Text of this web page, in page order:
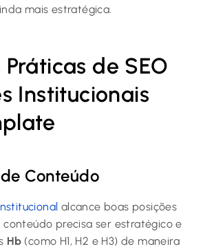
mais estratégica.
de SEO
Institucionais
Conteúdo
alcance boas posições
conteúdo precisa ser estratégico e
Hb (como H1, H2 e H3) de maneira